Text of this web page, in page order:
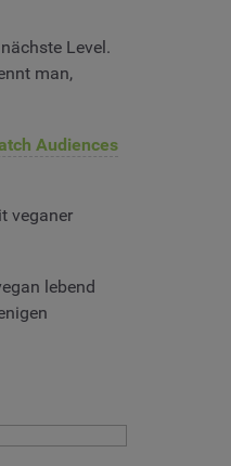
Level.
man,
Audiences
veganer
lebend